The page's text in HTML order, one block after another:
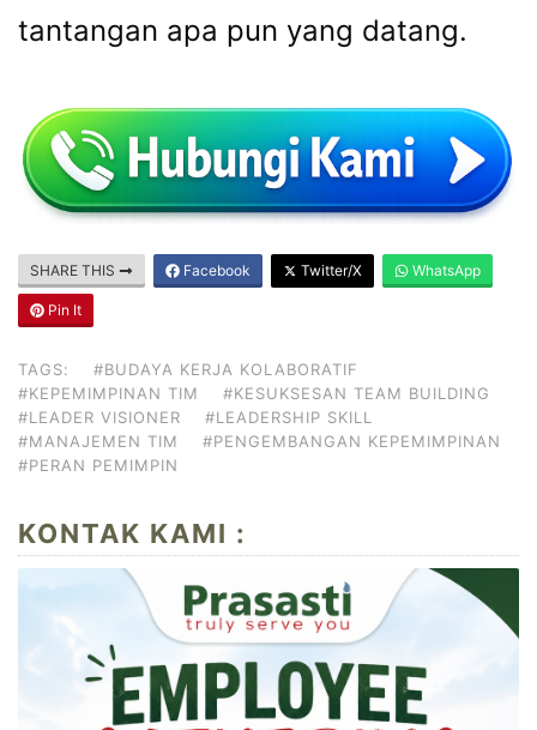
tantangan apa pun yang datang.
SHARE THIS Facebook Twitter/X WhatsApp
Pin It
TAGS:
#BUDAYA KERJA KOLABORATIF
#KEPEMIMPINAN TIM
#KESUKSESAN TEAM BUILDING
#LEADER VISIONER
#LEADERSHIP SKILL
#MANAJEMEN TIM
#PENGEMBANGAN KEPEMIMPINAN
#PERAN PEMIMPIN
KONTAK KAMI :